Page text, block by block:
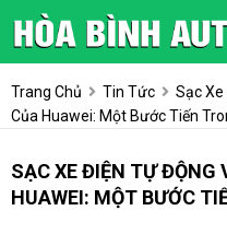
Trang Chủ Tin Tức
Sạc
Của Huawei: Một Bước Tiến
SẠC XE ĐIỆN TỰ ĐỘNG
HUAWEI: MỘT BƯỚC